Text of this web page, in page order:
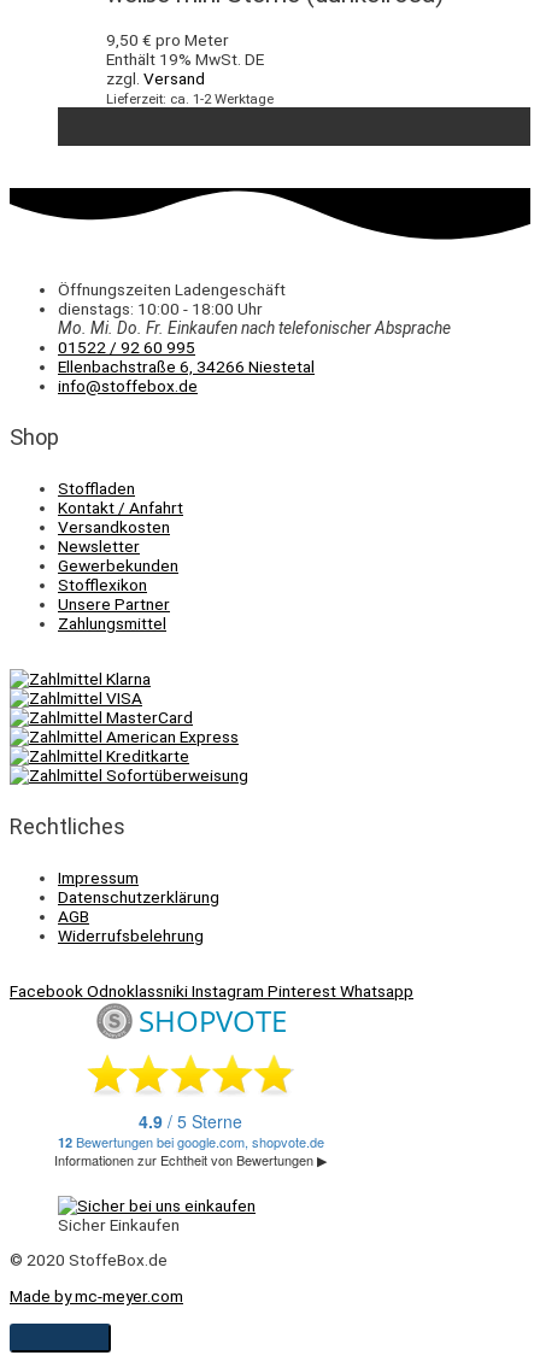
9,50 € pro Meter
Enthält 19% MwSt. DE
zzgl. Versand
Lieferzeit: ca. 1-2 Werktage
Öffnungszeiten Ladengeschäft
dienstags: 10:00 - 18:00 Uhr
Mo. Mi. Do. Fr. Einkaufennach telefonischer Absprache
01522 / 92 60 995
Ellenbachstraße 6, 34266 Niestetal
info@stoffebox.de
Shop
Stoffladen
Kontakt / Anfahrt
Versandkosten
Newsletter
Gewerbekunden
Stofflexikon
Unsere Partner
Zahlungsmittel
Rechtliches
Impressum
Datenschutzerklärung
AGB
Widerrufsbelehrung
FacebookOdnoklassnikiInstagram PinterestWhatsapp
Sicher Einkaufen
© 2020 StoffeBox.de
Made by mc-meyer.com